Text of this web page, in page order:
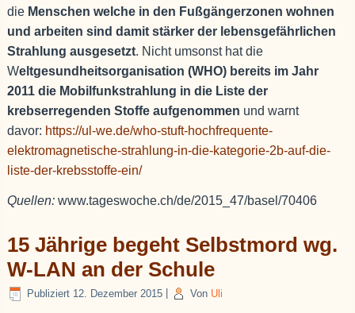
die Menschen welche in den Fußgängerzonen wohnen
und arbeiten sind damit stärker der lebensgefährlichen
Strahlung ausgesetzt. Nicht umsonst hat die
Weltgesundheitsorganisation (WHO) bereits im Jahr
2011 die Mobilfunkstrahlung in die Liste der
krebserregenden Stoffe aufgenommen und warnt
davor: https://ul-we.de/who-stuft-hochfrequente-
elektromagnetische-strahlung-in-die-kategorie-2b-auf-die-
liste-der-krebsstoffe-ein/
Quellen:www.tageswoche.ch/de/2015_47/basel/70406
15 Jährige begeht Selbstmord wg.
W-LAN an der Schule
Publiziert 12. Dezember 2015 Von Uli